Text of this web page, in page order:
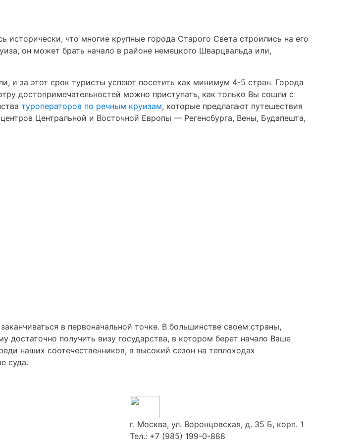
что многие крупные города Старого Света строились на его
он может брать начало в районе немецкого Шварцвальда или,
и за этот срок туристы успеют посетить как минимум 4-5 стран. Города
достопримечательностей можно приступать, как только Вы сошли с
туроператоров по речным круизам, которые предлагают путешествия
Центральной и Восточной Европы — Регенсбурга, Вены, Будапешта,
в первоначальной точке. В большинстве своем страны,
достаточно получить визу государства, в котором берет начало Ваше
наших соотечественников, в высокий сезон на теплоходах
суда.
г. Москва, ул. Воронцовская, д. 35 Б, корп. 1
Тел.: +7 (985) 199-0-888